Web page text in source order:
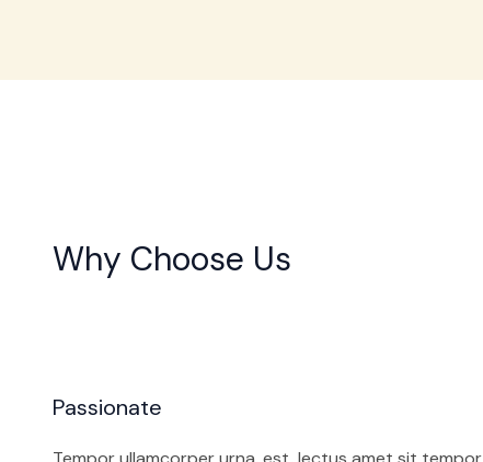
Why Choose Us
Passionate